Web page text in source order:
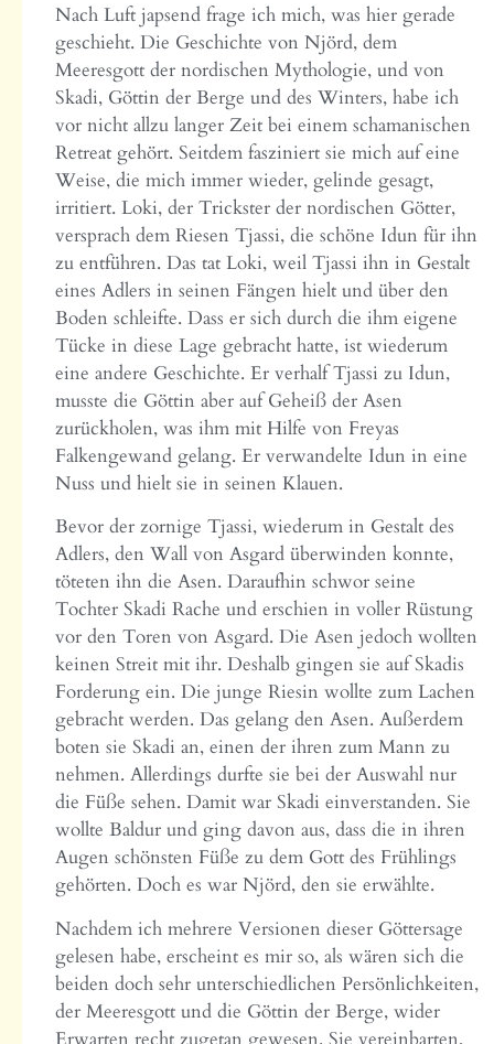
Nach Luft japsend frage ich mich, was hier gerade
geschieht. Die Geschichte von Njörd, dem
Meeresgott der nordischen Mythologie, und von
Skadi, Göttin der Berge und des Winters, habe ich
vor nicht allzu langer Zeit bei einem schamanischen
Retreat gehört. Seitdem fasziniert sie mich auf eine
Weise, die mich immer wieder, gelinde gesagt,
irritiert. Loki, der Trickster der nordischen Götter,
versprach dem Riesen Tjassi, die schöne Idun für ihn
zu entführen. Das tat Loki, weil Tjassi ihn in Gestalt
eines Adlers in seinen Fängen hielt und über den
Boden schleifte. Dass er sich durch die ihm eigene
Tücke in diese Lage gebracht hatte, ist wiederum
eine andere Geschichte. Er verhalf Tjassi zu Idun,
musste die Göttin aber auf Geheiß der Asen
zurückholen, was ihm mit Hilfe von Freyas
Falkengewand gelang. Er verwandelte Idun in eine
Nuss und hielt sie in seinen Klauen.
Bevor der zornige Tjassi, wiederum in Gestalt des
Adlers, den Wall von Asgard überwinden konnte,
töteten ihn die Asen. Daraufhin schwor seine
Tochter Skadi Rache und erschien in voller Rüstung
vor den Toren von Asgard. Die Asen jedoch wollten
keinen Streit mit ihr. Deshalb gingen sie auf Skadis
Forderung ein. Die junge Riesin wollte zum Lachen
gebracht werden. Das gelang den Asen. Außerdem
boten sie Skadi an, einen der ihren zum Mann zu
nehmen. Allerdings durfte sie bei der Auswahl nur
die Füße sehen. Damit war Skadi einverstanden. Sie
wollte Baldur und ging davon aus, dass die in ihren
Augen schönsten Füße zu dem Gott des Frühlings
gehörten. Doch es war Njörd, den sie erwählte.
Nachdem ich mehrere Versionen dieser Göttersage
gelesen habe, erscheint es mir so, als wären sich die
beiden doch sehr unterschiedlichen Persönlichkeiten,
der Meeresgott und die Göttin der Berge, wider
Erwarten recht zugetan gewesen. Sie vereinbarten,